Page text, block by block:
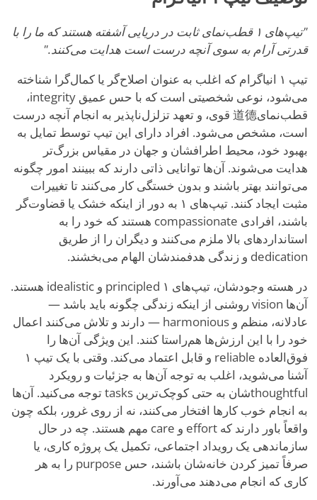
"تیپ‌های ۱ قطب‌نمای ثابت در دریایی آشفته هستند که ما را با
قدرتی آرام به سوی آنچه درست است هدایت می‌کنند."
تیپ ۱ انیاگرام که اغلب به عنوان اصلاح‌گر یا کمال‌گرا شناخته
می‌شود، نوعی شخصیتی است که با حس عمیق integrity،
قطب‌نمای道德 قوی، و تعهد تزلزل‌ناپذیر به انجام آنچه درست
است، مشخص می‌شود. افراد دارای این تیپ توسط تمایل به
بهبود خود، محیط اطرافشان و جهان در مقیاس بزرگ‌تر
هدایت می‌شوند. آن‌ها توانایی ذاتی دارند که ببینند امور چگونه
می‌توانند بهتر باشند و بدون خستگی کار می‌کنند تا تغییرات
مثبت ایجاد کنند. تیپ‌های ۱ به دور از اینکه خشک یا قضاوت‌گر
باشند، افرادی compassionate هستند که خود را به
استانداردهای بالا ملزم می‌کنند و دیگران را از طریق
dedication و زندگی هدفمندشان الهام می‌بخشند.
در هسته وجودشان، تیپ‌های ۱ principled و idealistic هستند.
آن‌ها vision روشنی از اینکه زندگی چگونه باید باشد —
عادلانه، منظم و harmonious — دارند و تلاش می‌کنند اعمال
خود را با این ارزش‌ها هم‌راستا کنند. این ویژگی آن‌ها را
فوق‌العاده reliable و قابل اعتماد می‌کند. وقتی با یک تیپ ۱
آشنا می‌شوید، اغلب به توجه آن‌ها به جزئیات و رویکرد
thoughtfulشان به حتی کوچک‌ترین tasks توجه می‌کنید. آن‌ها
به انجام خوب کارها افتخار می‌کنند، نه از روی غرور، بلکه چون
واقعاً باور دارند که effort و care مهم هستند. چه در حال
سازماندهی یک رویداد اجتماعی، تکمیل یک پروژه کاری، یا
صرفاً تمیز کردن خانه‌شان باشند، حس purpose را به هر
کاری که انجام می‌دهند می‌آورند.